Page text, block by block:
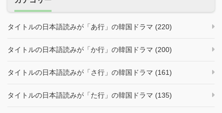
タイトルの日本語読みが「あ行」の韓国ドラマ (220)
タイトルの日本語読みが「か行」の韓国ドラマ (200)
タイトルの日本語読みが「さ行」の韓国ドラマ (161)
タイトルの日本語読みが「た行」の韓国ドラマ (135)